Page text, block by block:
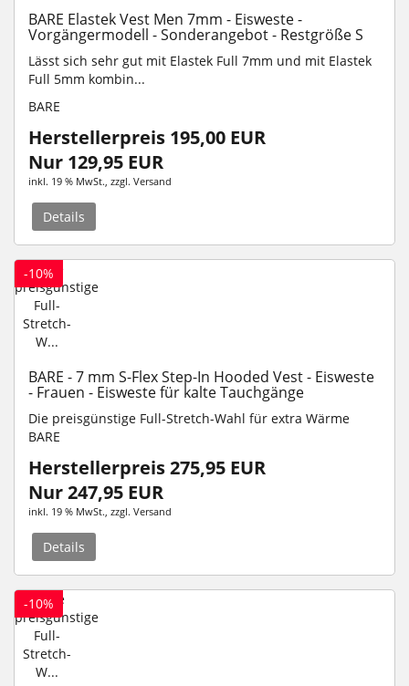
BARE Elastek Vest Men 7mm - Eisweste -
Vorgängermodell - Sonderangebot - Restgröße S
Lässt sich sehr gut mit Elastek Full 7mm und mit Elastek
Full 5mm kombin...
BARE
Herstellerpreis 195,00 EUR
Nur 129,95 EUR
inkl. 19 % MwSt. , zzgl. Versand
Details
-10%
BARE - 7 mm S-Flex Step-In Hooded Vest - Eisweste
- Frauen - Eisweste für kalte Tauchgänge
Die preisgünstige Full-Stretch-Wahl für extra Wärme
BARE
Herstellerpreis 275,95 EUR
Nur 247,95 EUR
inkl. 19 % MwSt. , zzgl. Versand
Details
-10%